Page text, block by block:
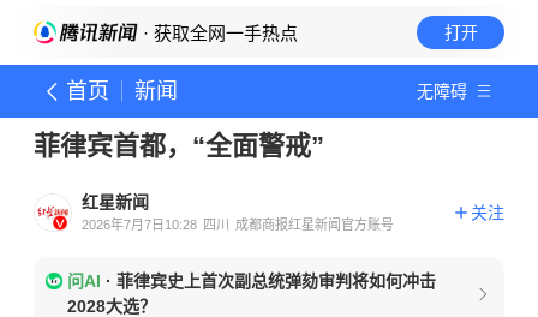
· 获取全网一手热点 打开
首页 新闻 无障碍
菲律宾首都，“全面警戒”
红星新闻
2026年7月7日10:28 四川 成都商报红星新闻官方账号
关注
问AI · 菲律宾史上首次副总统弹劾审判将如何冲击
2028大选？